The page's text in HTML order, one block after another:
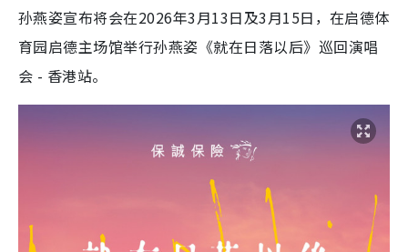
孙燕姿宣布将会在2026年3月13日及3月15日，在启德体
育园启德主场馆举行孙燕姿《就在日落以后》巡回演唱
会 - 香港站。